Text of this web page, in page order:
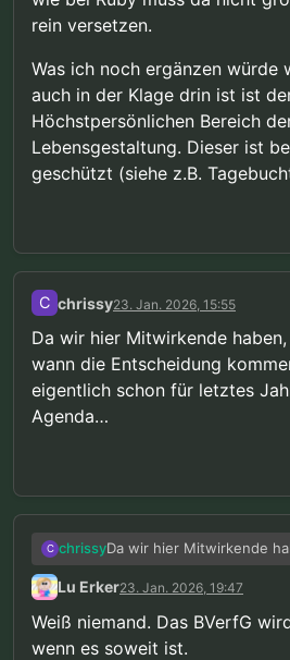
rein versetzen.
Was ich noch ergänzen würde
auch in der Klage drin ist ist
Höchstpersönlichen Bereich
Lebensgestaltung. Dieser ist
geschützt (siehe z.B.
C chrissy23. Jan. 2026, 15:55
Da wir hier Mitwirkende
wann die Entscheidung
eigentlich schon für letztes
Agenda…
C chrissyDa wir hier Mitwirkende
wann die Entscheidung
eigentlich schon für
Lu Erker23. Jan. 2026, 19:47
Weiß niemand. Das BVerfG
wenn es soweit ist.